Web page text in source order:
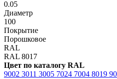
0.05
Диаметр
100
Покрытие
Порошковое
RAL
RAL 8017
Цвет по каталогу RAL
9002 3011 3005 7024 7004 8019